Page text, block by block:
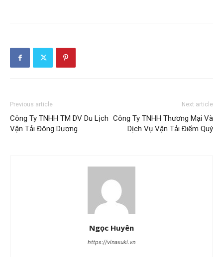
Previous article
Công Ty TNHH TM DV Du Lịch
Vận Tải Đông Dương
Next article
Công Ty TNHH Thương Mại Và
Dịch Vụ Vận Tải Điểm Quý
Ngọc Huyên
https://vinaxuki.vn